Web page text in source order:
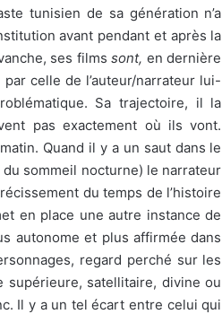
tunisien de sa génération n’a
avant pendant et après la
ses filmssont, en dernière
celle de l’auteur/narrateur lui-
Sa trajectoire, il la
pas exactement où ils vont.
Quand il y a un saut dans le
sommeil nocturne) le narrateur
du temps de l’histoire
en place une autre instance de
autonome et plus affirmée dans
regard perché sur les
satellitaire, divine ou
Il y a un tel écart entre celui qui